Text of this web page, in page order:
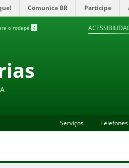
Comunica BR Participe
o rodapé 4
Serviços Telefones